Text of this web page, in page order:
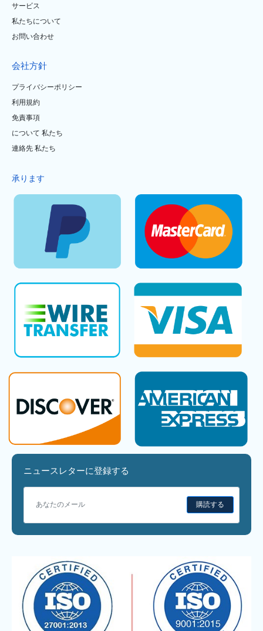
サービス
私たちについて
お問い合わせ
会社方針
プライバシーポリシー
利用規約
免責事項
について 私たち
連絡先 私たち
承ります
ニュースレターに登録する
購読する